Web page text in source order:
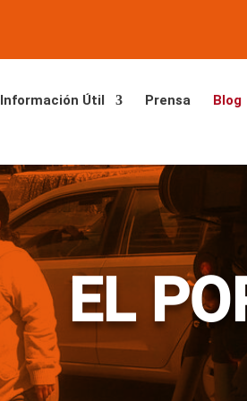
Información Útil Prensa Blog
EL